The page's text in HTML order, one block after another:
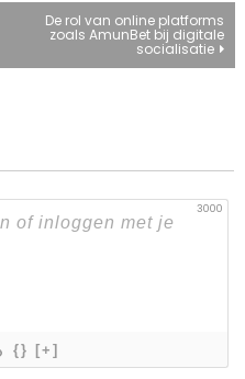
De rol van online platforms
zoals AmunBet bij digitale
socialisatie
3000
{} [+]